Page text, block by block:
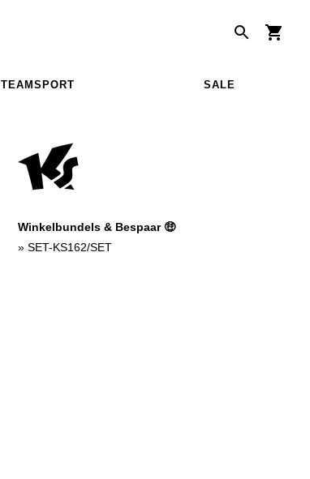
TEAMSPORT SALE
Winkelbundels & Bespaar 🤑
» SET-KS162/SET